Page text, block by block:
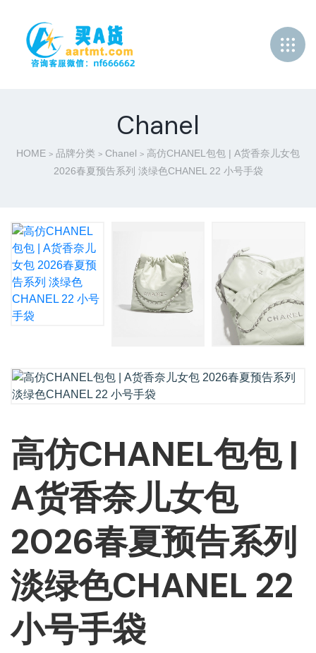
Chanel
HOME > 品牌分类 > Chanel > 高仿CHANEL包包 | A货香奈儿女包
2026春夏预告系列 淡绿色CHANEL 22 小号手袋
高仿CHANEL包包 |
A货香奈儿女包
2026春夏预告系列
淡绿色CHANEL 22
小号手袋